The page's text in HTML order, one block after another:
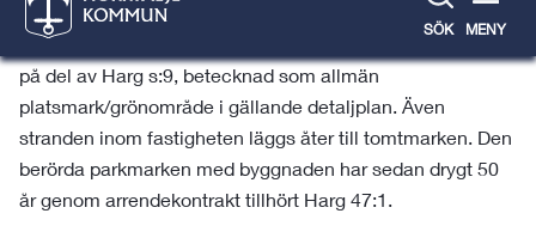
SÖK MENY
Planen upprättas för att med bostadsfastigheten Harg
47:1 kunna införliva en komplementbyggnad /gäststuga
på del av Harg s:9, betecknad som allmän
platsmark/grönområde i gällande detaljplan. Även
stranden inom fastigheten läggs åter till tomtmarken. Den
berörda parkmarken med byggnaden har sedan drygt 50
år genom arrendekontrakt tillhört Harg 47:1.